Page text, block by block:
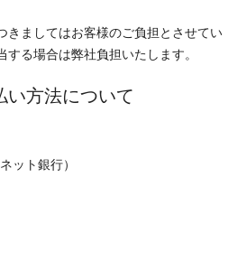
きましてはお客様のご負担とさせてい
る場合は弊社負担いたします。
い方法について
ット銀行）